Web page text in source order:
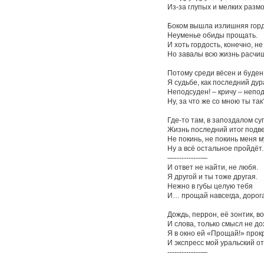
Из-за глупых и мелких
Боком вышла излишняя
Неуменье обиды прощать.
И хоть гордость, конечно,
Но завалы всю жизнь
Потому среди вёсен и буден
Я судьбе, как последний
Неподсуден! – кричу –
Ну, за что же со мною ты
Где-то там, в запоздалом
Жизнь последний итог
Не покинь, не покинь меня
Ну а всё остальное пройдёт.
—-----------—
И ответ не найти, не любя.
Я другой и ты тоже другая.
Нежно в губы целую тебя
И… прощай навсегда,
Дождь, перрон, её зонтик,
И слова, только смысл не
Я в окно ей «Прощай!»
И экспресс мой уральский
--------------—